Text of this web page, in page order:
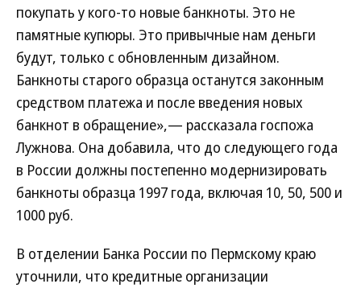
покупать у кого-то новые банкноты. Это не
памятные купюры. Это привычные нам деньги
будут, только с обновленным дизайном.
Банкноты старого образца останутся законным
средством платежа и после введения новых
банкнот в обращение»,— рассказала госпожа
Лужнова. Oна добавила, что до следующего года
в России должны постепенно модернизировать
банкноты образца 1997 года, включая 10, 50, 500 и
1000 руб.
В отделении Банка России по Пермскому краю
уточнили, что кредитные организации